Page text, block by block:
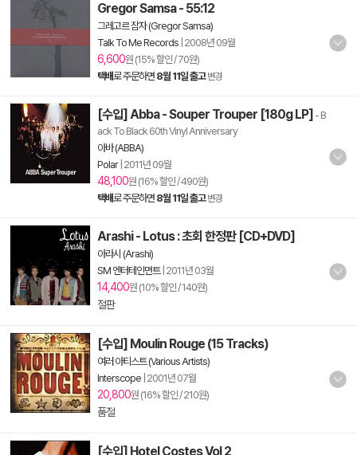
Gregor Samsa - 55:12
그레고르 잠자 (Gregor Samsa)
Talk To Me Records 2008년 09월
6,600원 (15% 할인 / 70원)
택배로 주문하면 8월 11일 출고 변경
[수입] Abba - Souper Trouper [180g LP] - B
ack To Black 60th Vinyl Anniversary
아바 (ABBA)
Polar| 2011년 09월
48,100원 (16% 할인 / 490원)
택배로 주문하면 8월 11일 출고 변경
Arashi - Lotus : 초회 한정판 [CD+DVD]
아라시 (Arashi)
SM 엔터테인먼트| 2011년 03월
14,400원 (10% 할인 / 140원)
절판
[수입] Moulin Rouge (15 Tracks)
여러 아티스트 (Various Artists)
Interscope 2001년 07월
20,800원 (16% 할인 / 210원)
품절
[수입] Hotel Costes Vol 2